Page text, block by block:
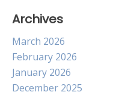
Archives
March 2026
February 2026
January 2026
December 2025